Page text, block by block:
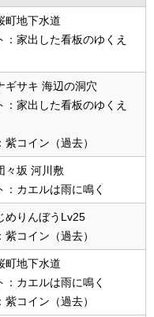
町地下水道
：家出した看板のゆくえ
ギサキ 海辺の洞穴
：家出した看板のゆくえ
紫コイン（過去）
々坂 河川敷
：カエルは雨に鳴く
めりんぼうLv25
紫コイン（過去）
町地下水道
：カエルは雨に鳴く
紫コイン（過去）